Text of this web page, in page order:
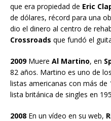
que era propiedad de Eric
de dólares, récord para una
dio el dinero al centro de
Crossroads que fundó el
2009Muere Al Martino, en
82 años. Martino es uno de
listas americanas con más de
lista británica de singles en
2008 En un vídeo en su web,